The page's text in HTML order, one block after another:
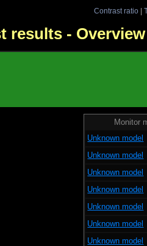
Contrast ratio|
results - Overview
Monitor
Unknown model
Unknown model
Unknown model
Unknown model
Unknown model
Unknown model
Unknown model